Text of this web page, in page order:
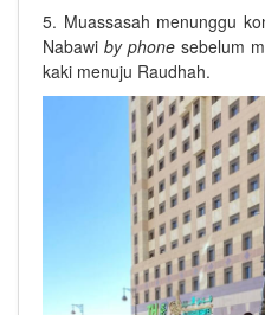
5. Muassasah menunggu
Nabawi by phone sebelum
kaki menuju Raudhah.